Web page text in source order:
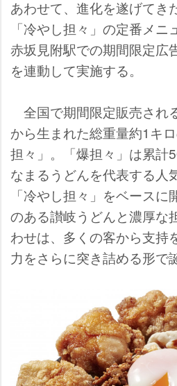
あわせて、進化を遂げてき
「冷やし担々」の定番メ
赤坂見附駅での期間限定広
を連動して実施する。
全国で期間限定販売され
から生まれた総重量約1キ
担々」。「爆担々」は累計
なまるうどんを代表する人
「冷やし担々」をベース
のある讃岐うどんと濃厚な
わせは、多くの客から支持
力をさらに突き詰める形で